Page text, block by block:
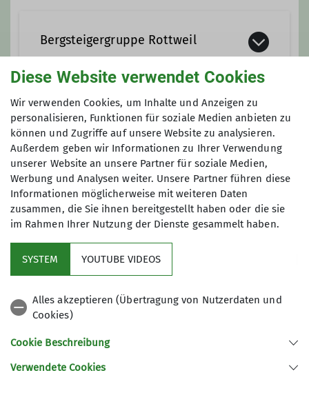
Bergsteigergruppe Rottweil
Bergsteigergruppe Rottweil in der
Sektion Oberer Neckar
Details
Maximale Teilnehmeranzahl
15
Diese Website verwendet Cookies
Wir verwenden Cookies, um Inhalte und Anzeigen zu
personalisieren, Funktionen für soziale Medien anbieten zu
können und Zugriffe auf unsere Website zu analysieren.
Außerdem geben wir Informationen zu Ihrer Verwendung
unserer Website an unsere Partner für soziale Medien,
Werbung und Analysen weiter. Unsere Partner führen diese
Informationen möglicherweise mit weiteren Daten
zusammen, die Sie ihnen bereitgestellt haben oder die sie
im Rahmen Ihrer Nutzung der Dienste gesammelt haben.
SYSTEM YOUTUBE VIDEOS
Alles akzeptieren (Übertragung von Nutzerdaten und
Cookies)
Cookie Beschreibung
Verwendete Cookies